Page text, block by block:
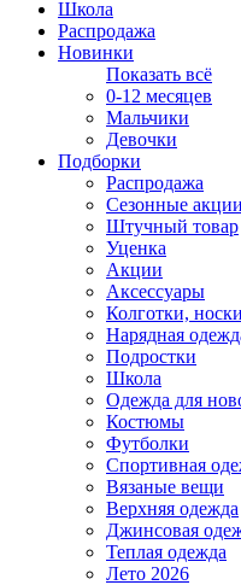
Школа
Распродажа
Новинки
Показать всё
0-12 месяцев
Мальчики
Девочки
Подборки
Распродажа
Сезонные акции
Штучный товар
Уценка
Акции
Аксессуары
Колготки, носки
Нарядная
Подростки
Школа
Одежда для
Костюмы
Футболки
Спортивная
Вязаные вещи
Верхняя одежда
Джинсовая
Теплая одежда
Лето 2026